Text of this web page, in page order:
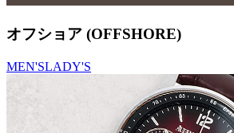
オフショア (OFFSHORE)
MEN'SLADY'S